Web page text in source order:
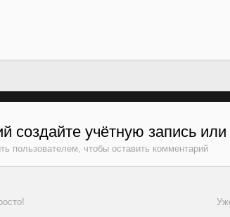
создайте учётную запись или
пользователем, чтобы оставить комментарий